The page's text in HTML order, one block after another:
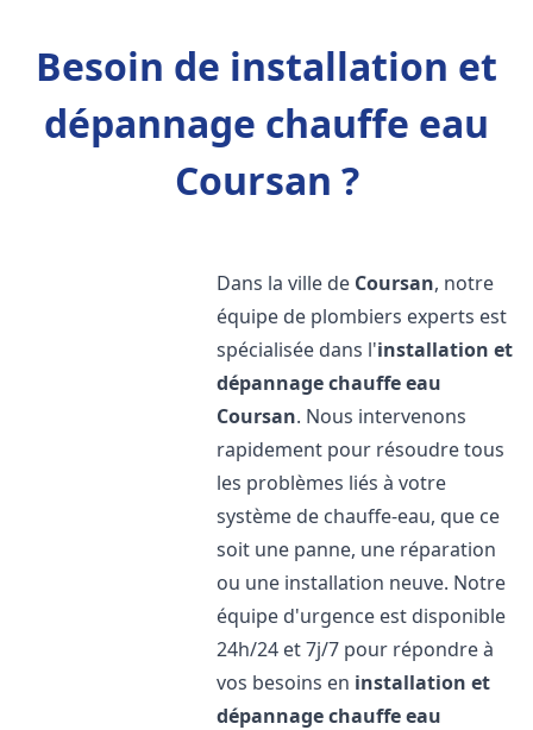
Besoin de installation et
dépannage chauffe eau
Coursan ?
Dans la ville de Coursan, notre
équipe de plombiers experts est
spécialisée dans l'installation et
dépannage chauffe eau
Coursan. Nous intervenons
rapidement pour résoudre tous
les problèmes liés à votre
système de chauffe-eau, que ce
soit une panne, une réparation
ou une installation neuve. Notre
équipe d'urgence est disponible
24h/24 et 7j/7 pour répondre à
vos besoins en installation et
dépannage chauffe eau